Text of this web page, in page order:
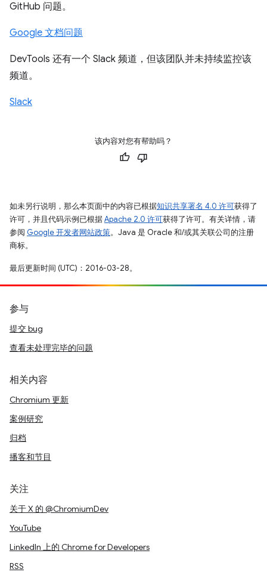
GitHub 问题。
Google 文档问题
DevTools 还有一个 Slack 频道，但该团队并未持续监控该
频道。
Slack
该内容对您有帮助吗？
如未另行说明，那么本页面中的内容已根据知识共享署名 4.0 许可获得了
许可，并且代码示例已根据Apache 2.0 许可获得了许可。有关详情，请
参阅 Google 开发者网站政策。Java 是 Oracle 和/或其关联公司的注册
商标。
最后更新时间 (UTC)：2016-03-28。
参与
提交 bug
查看未处理完毕的问题
相关内容
Chromium 更新
案例研究
归档
播客和节目
关注
关于 X 的 @ChromiumDev
YouTube
LinkedIn 上的 Chrome for Developers
RSS